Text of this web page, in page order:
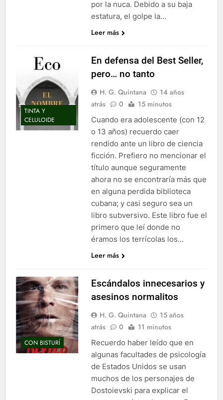
por la nuca. Debido a su baja
estatura, el golpe la…
Leer más
TINTA Y
CELULOIDE
En defensa del Best Seller,
pero… no tanto
H. G. Quintana
14 años
atrás
0 15 minutos
Cuando era adolescente (con 12
o 13 años) recuerdo caer
rendido ante un libro de ciencia
ficción. Prefiero no mencionar el
título aunque seguramente
ahora no se encontraría más que
en alguna perdida biblioteca
cubana; y casi seguro sea un
libro subversivo. Este libro fue el
primero que leí donde no
éramos los terrícolas los…
Leer más
CON BISTURÍ
Escándalos innecesarios y
asesinos normalitos
H. G. Quintana
15 años
atrás
0 11 minutos
Recuerdo haber leído que en
algunas facultades de psicología
de Estados Unidos se usan
muchos de los personajes de
Dostoievski para explicar el